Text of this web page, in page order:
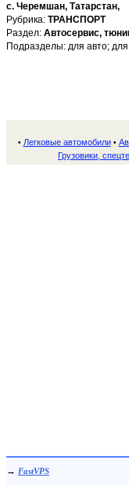
с. Черемшан, Татарстан,
Рубрика: ТРАНСПОРТ
Раздел: Автосервис,
Подразделы: для авто; для
• Легковые автомобили•
Грузовики,
→ FastVPS